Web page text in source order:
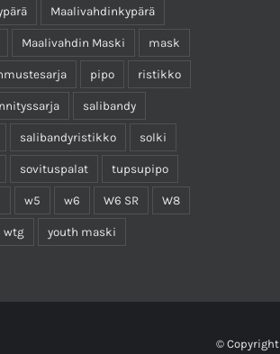
Maalivahdinkypärä
Maalivahdin Maski mask
pipo ristikko
salibandy
salibandyristikko solki
sovituspalat tupsupipo
w5 w6 W6 SR W8
wtg youth maski
© Copyright